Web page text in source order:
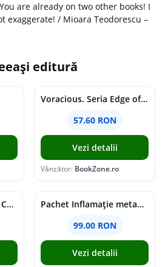
are already on two other books! I
exaggerate! / Mioara Teodorescu –
editură
Voracious. Seria Edge of Darkness Vol.2
57.60 RON
Vezi detalii
Vânzător: BookZone.ro
Efectul Graham. Seria Campus Diaries Vol.1
Pachet Inflamație metabolism și creier
99.00 RON
Vezi detalii